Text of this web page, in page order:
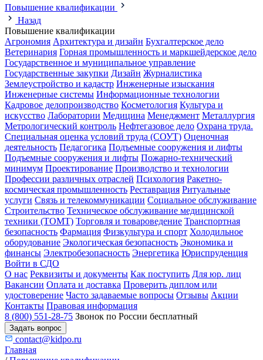
Повышение квалификации
Назад
Повышение квалификации
Агрономия Архитектура и дизайн Бухгалтерское дело
Ветеринария Горная промышленность и маркшейдерское дело
Государственное и муниципальное управление
Государственные закупки Дизайн Журналистика
Землеустройство и кадастр Инженерные изыскания
Инженерные системы Информационные технологии
Кадровое делопроизводство Косметология Культура и
искусство Лаборатории Медицина Менеджмент Металлургия
Метрологический контроль Нефтегазовое дело Охрана труда.
Специальная оценка условий труда (СОУТ) Оценочная
деятельность Педагогика Подъемные сооружения и лифты
Подъемные сооружения и лифты Пожарно-технический
минимум Проектирование Производство и технологии
Профессии различных отраслей Психология Ракетно-
космическая промышленность Реставрация Ритуальные
услуги Связь и телекоммуникации Социальное обслуживание
Строительство Техническое обслуживание медицинской
техники (ТОМТ) Торговля и товароведение Транспортная
безопасность Фармация Физкультура и спорт Холодильное
оборудование Экологическая безопасность Экономика и
финансы Электробезопасность Энергетика Юриспруденция
Войти в СДО
О нас Реквизиты и документы Как поступить Для юр. лиц
Вакансии Оплата и доставка Проверить диплом или
удостоверение Часто задаваемые вопросы Отзывы Акции
Контакты Правовая информация
8 (800) 551-28-75 Звонок по России бесплатный
Задать вопрос
contact@kidpo.ru
Главная